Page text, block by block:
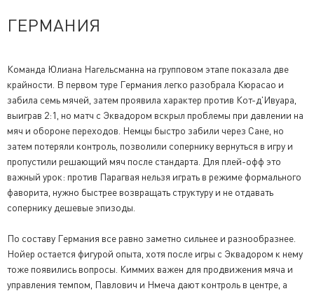
ГЕРМАНИЯ
Команда Юлиана Нагельсманна на групповом этапе показала две
крайности. В первом туре Германия легко разобрала Кюрасао и
забила семь мячей, затем проявила характер против Кот-д'Ивуара,
выиграв 2:1, но матч с Эквадором вскрыл проблемы при давлении на
мяч и обороне переходов. Немцы быстро забили через Сане, но
затем потеряли контроль, позволили сопернику вернуться в игру и
пропустили решающий мяч после стандарта. Для плей-офф это
важный урок: против Парагвая нельзя играть в режиме формального
фаворита, нужно быстрее возвращать структуру и не отдавать
сопернику дешевые эпизоды.
По составу Германия все равно заметно сильнее и разнообразнее.
Нойер остается фигурой опыта, хотя после игры с Эквадором к нему
тоже появились вопросы. Киммих важен для продвижения мяча и
управления темпом, Павлович и Нмеча дают контроль в центре, а